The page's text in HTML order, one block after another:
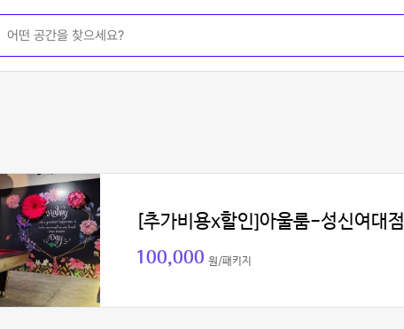
[추가비용x할인]아울룸-성신여대점
100,000 원/패키지